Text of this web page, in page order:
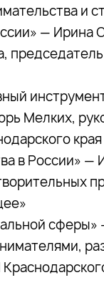
и
— Ирина
Мелких,
края
в России» —
сферы»